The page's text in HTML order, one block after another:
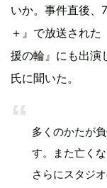
いか。事件直後、
＋』で放送され
援の輪』にも出演
氏に聞いた。
多くのかたが
す。また亡く
さらにスタジ